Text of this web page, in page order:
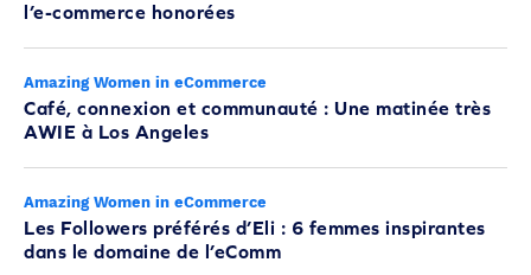
l’e-commerce honorées
Amazing Women in eCommerce
Café, connexion et communauté : Une matinée très
AWIE à Los Angeles
Amazing Women in eCommerce
Les Followers préférés d’Eli : 6 femmes inspirantes
dans le domaine de l’eComm